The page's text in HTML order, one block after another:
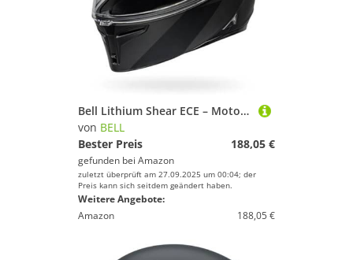
Bell Lithium Shear ECE – Motorradhelm – ECE Zertifiziert – Sonnenblende Helm – Polycarbonat-Schale – herausnehmbares Innenfutter – verstellbare Passform – Black/Black, Größe: M
von BELL
Bester Preis
188,05 €
gefunden bei Amazon
zuletzt überprüft am 27.09.2025 um 00:04; der
Preis kann sich seitdem geändert haben.
Weitere Angebote:
Amazon
188,05 €